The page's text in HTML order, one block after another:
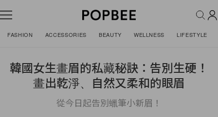
FASHION ACCESSORIES BEAUTY WELLNESS LIFESTYLE
韓國女生畫眉的私藏秘訣：告別生硬！
畫出乾淨、自然又柔和的眼眉
從今日起告別蠟筆小新眉！